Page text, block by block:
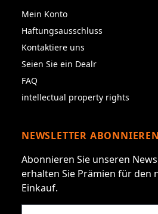
Mein Konto
Haftungsausschluss
Kontaktiere uns
Seien Sie ein Dealr
FAQ
intellectual property rights
NEWSLETTER ABONNIEREN
Abonnieren Sie unseren
erhalten Sie Prämien für den
Einkauf.